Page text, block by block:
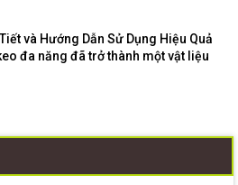
và Hướng Dẫn Sử Dụng Hiệu Quả
đa năng đã trở thành một vật liệu